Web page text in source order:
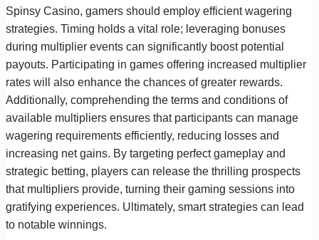
Spinsy Casino, gamers should employ efficient wagering
strategies. Timing holds a vital role; leveraging bonuses
during multiplier events can significantly boost potential
payouts. Participating in games offering increased multiplier
rates will also enhance the chances of greater rewards.
Additionally, comprehending the terms and conditions of
available multipliers ensures that participants can manage
wagering requirements efficiently, reducing losses and
increasing net gains. By targeting perfect gameplay and
strategic betting, players can release the thrilling prospects
that multipliers provide, turning their gaming sessions into
gratifying experiences. Ultimately, smart strategies can lead
to notable winnings.